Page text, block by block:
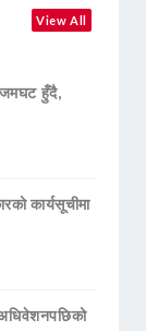
View All
जमघट हुँदै,
कार्यसूचीमा